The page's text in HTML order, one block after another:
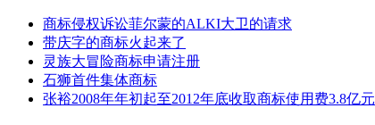
商标侵权诉讼菲尔蒙的ALKI大卫的请求
带庆字的商标火起来了
灵族大冒险商标申请注册
石狮首件集体商标
张裕2008年年初起至2012年底收取商标使用费3.8亿元